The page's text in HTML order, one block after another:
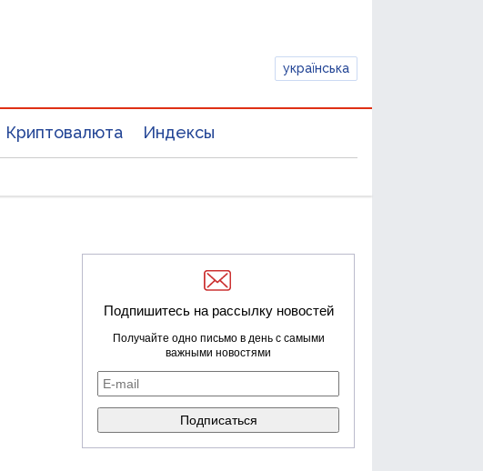
українська
Криптовалюта Индексы
Подпишитесь на рассылку новостей
Получайте одно письмо в день с самыми
важными новостями